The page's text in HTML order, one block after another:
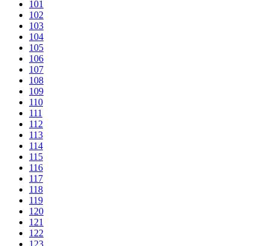
101
102
103
104
105
106
107
108
109
110
111
112
113
114
115
116
117
118
119
120
121
122